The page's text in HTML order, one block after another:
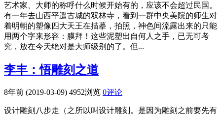
艺术家、大师的称呼什么时候开始有的，应该不会超过民国。
有一年去山西平遥古城的双林寺，看到一群中央美院的师生对
着明朝的塑像四大天王在描摹，拍照，神色间流露出来的只能
用两个字来形容：膜拜！这些泥塑出自何人之手，已无可考
究，放在今天绝对是大师级别的了。但...
李丰：悟雕刻之道
8年前 (2019-03-09) 4952浏览 0评论
设计雕刻八步走（之所以叫设计雕刻。是因为雕刻之前要先有